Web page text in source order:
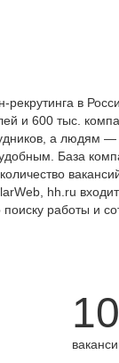
в
и 600 тыс.
а людям —
База
hh.ru
работы и